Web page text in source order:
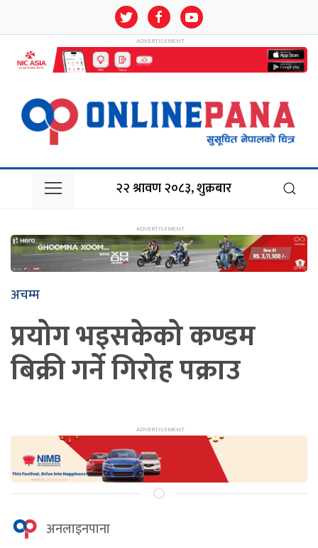
२२ श्रावण २०८३, शुक्रबार
अचम्म
प्रयोग भइसकेको कण्डम
बिक्री गर्ने गिरोह पक्राउ
अनलाइनपाना